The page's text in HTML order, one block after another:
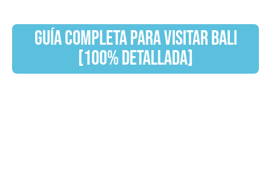
GUÍA COMPLETA PARA VISITAR BALI
[100% DETALLADA]